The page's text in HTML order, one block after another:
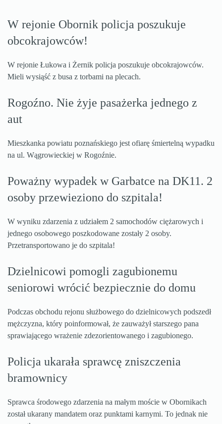
W rejonie Obornik policja poszukuje
obcokrajowców!
W rejonie Łukowa i Żernik policja poszukuje obcokrajowców.
Mieli wysiąść z busa z torbami na plecach.
Rogoźno. Nie żyje pasażerka jednego z
aut
Mieszkanka powiatu poznańskiego jest ofiarę śmiertelną wypadku
na ul. Wągrowieckiej w Rogoźnie.
Poważny wypadek w Garbatce na DK11. 2
osoby przewieziono do szpitala!
W wyniku zdarzenia z udziałem 2 samochodów ciężarowych i
jednego osobowego poszkodowane zostały 2 osoby.
Przetransportowano je do szpitala!
Dzielnicowi pomogli zagubionemu
seniorowi wrócić bezpiecznie do domu
Podczas obchodu rejonu służbowego do dzielnicowych podszedł
mężczyzna, który poinformował, że zauważył starszego pana
sprawiającego wrażenie zdezorientowanego i zagubionego.
Policja ukarała sprawcę zniszczenia
bramownicy
Sprawca środowego zdarzenia na małym moście w Obornikach
został ukarany mandatem oraz punktami karnymi. To jednak nie